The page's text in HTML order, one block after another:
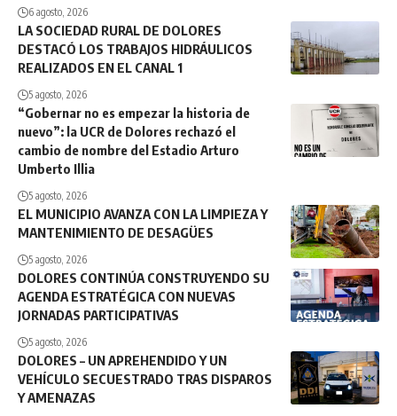
6 agosto, 2026
LA SOCIEDAD RURAL DE DOLORES
DESTACÓ LOS TRABAJOS HIDRÁULICOS
REALIZADOS EN EL CANAL 1
5 agosto, 2026
“Gobernar no es empezar la historia de
nuevo”: la UCR de Dolores rechazó el
cambio de nombre del Estadio Arturo
Umberto Illia
5 agosto, 2026
EL MUNICIPIO AVANZA CON LA LIMPIEZA Y
MANTENIMIENTO DE DESAGÜES
5 agosto, 2026
DOLORES CONTINÚA CONSTRUYENDO SU
AGENDA ESTRATÉGICA CON NUEVAS
JORNADAS PARTICIPATIVAS
5 agosto, 2026
DOLORES – UN APREHENDIDO Y UN
VEHÍCULO SECUESTRADO TRAS DISPAROS
Y AMENAZAS